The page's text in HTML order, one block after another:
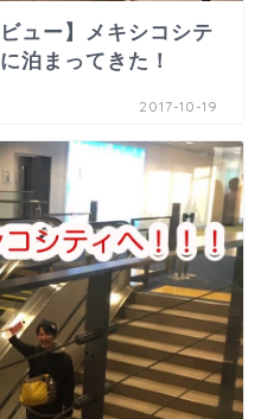
ュー】メキシコシテ
泊まってきた！
2017-10-19